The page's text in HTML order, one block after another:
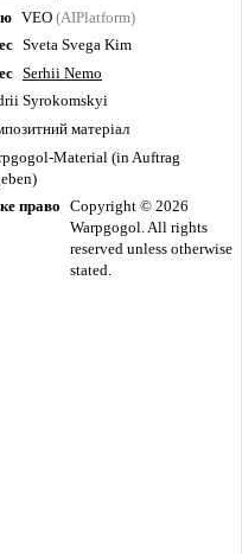
VEO (AIPlatform)
Sveta Svega Kim
Serhii Nemo
Syrokomskyi
матеріал
Material (in Auftrag
право Copyright © 2026
Warpgogol. All rights
reserved unless otherwise
stated.